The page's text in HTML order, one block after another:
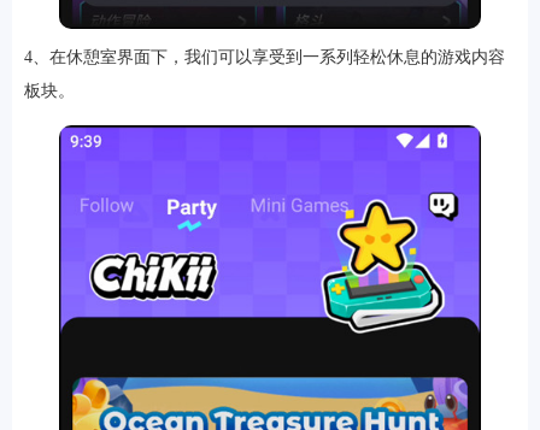
4、在休憩室界面下，我们可以享受到一系列轻松休息的游戏内容
板块。